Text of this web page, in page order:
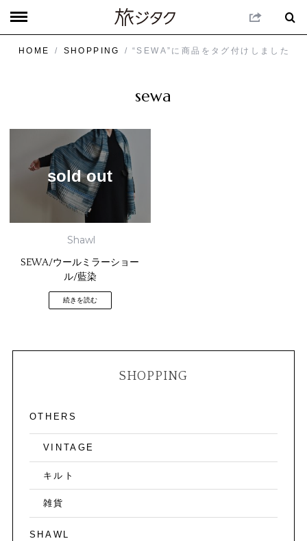
HOME / SHOPPING / “SEWA”に商品をタグ付けしました
sewa
sold out
Shawl
SEWA/ウールミラーショー
ル/藍染
続きを読む
SHOPPING
OTHERS
VINTAGE
キルト
雑貨
SHAWL